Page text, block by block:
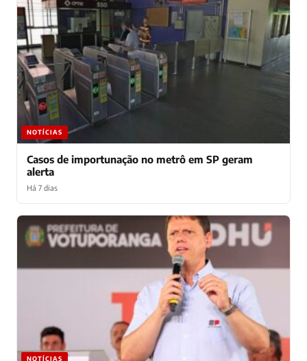
NOTÍCIAS
Casos de importunação no metrô em SP geram
alerta
Há 7 dias
NOTÍCIAS